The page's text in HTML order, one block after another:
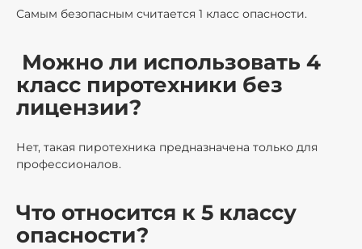
Самым безопасным считается 1 класс опасности.
Можно ли использовать 4
класс пиротехники без
лицензии?
Нет, такая пиротехника предназначена только для
профессионалов.
Что относится к 5 классу
опасности?